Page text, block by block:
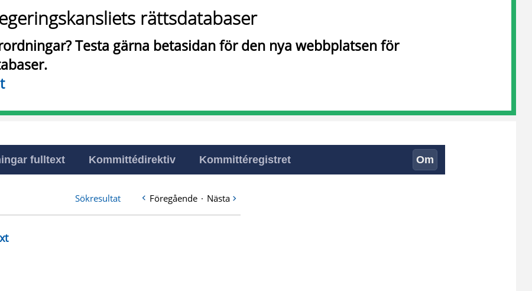
rättsdatabaser
Testa gärna betasidan för den nya webbplatsen för
fulltext Kommittédirektiv Kommittéregistret Om
Sökresultat Föregående · Nästa